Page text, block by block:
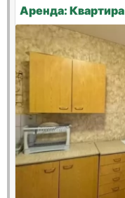
Аренда: Квартира